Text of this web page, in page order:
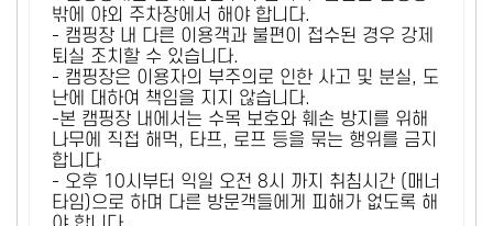
밖에 야외 주차장에서 해야 합니다.
- 캠핑장 내 다른 이용객과 불편이 접수된 경우 강제
퇴실 조치할 수 있습니다.
- 캠핑장은 이용자의 부주의로 인한 사고 및 분실, 도
난에 대하여 책임을 지지 않습니다.
-본 캠핑장 내에서는 수목 보호와 훼손 방지를 위해
나무에 직접 해먹, 타프, 로프 등을 묶는 행위를 금지
합니다
- 오후 10시부터 익일 오전 8시 까지 취침시간 (매너
타임)으로 하며 다른 방문객들에게 피해가 없도록 해